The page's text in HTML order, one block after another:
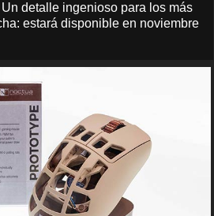
detalle ingenioso para los más
estará disponible en noviembre